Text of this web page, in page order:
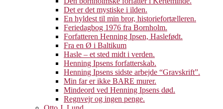
Det er det mystiske i ilden.
En hyldest til min bror, historiefortælleren.
Feriedagbog 1976 fra Bornholm.
Forfatteren Henning Ipsen, Haslefødt.
Fra en Ø i Baltikum
Hasle – et sted midt i verden.
Henning Ipsens forfatterskab.
Henning Ipsens sidste arbejde “Gravskrift”.
Min far er ikke BARE murer.
Mindeord ved Henning Ipsens død.
Regnvejr og ingen penge.